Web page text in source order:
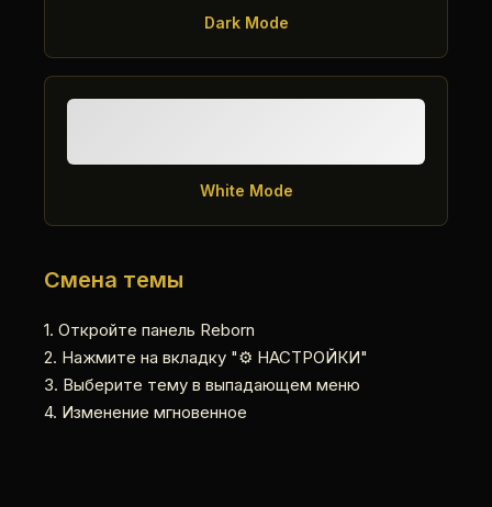
Dark Mode
White Mode
Смена темы
1. Откройте панель Reborn
2. Нажмите на вкладку "⚙️ НАСТРОЙКИ"
3. Выберите тему в выпадающем меню
4. Изменение мгновенное